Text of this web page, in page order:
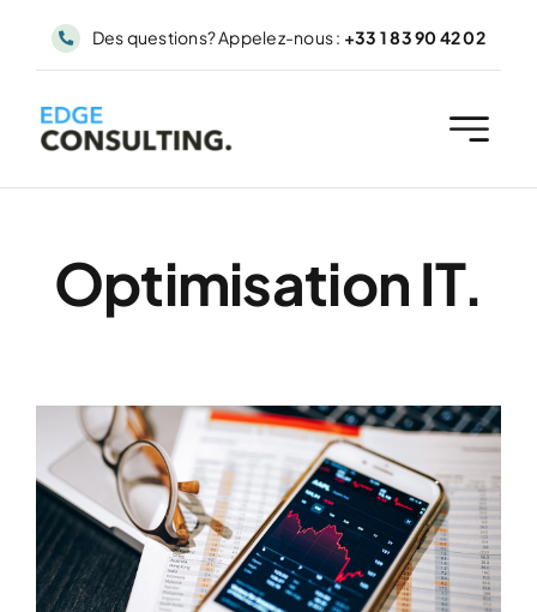
Des questions? Appelez-nous : +33 1 83 90 42 02
Optimisation IT.